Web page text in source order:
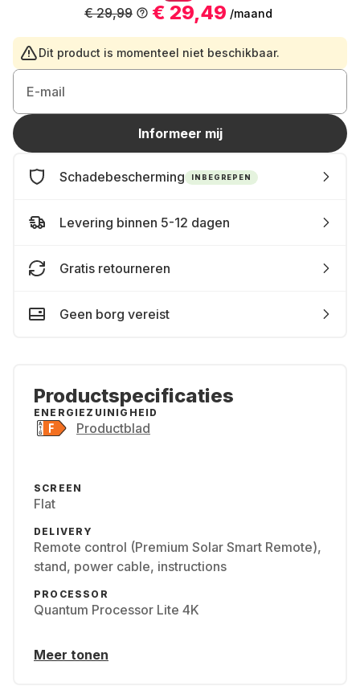
€ 29,49 /maand
€ 29,99
Dit product is momenteel niet beschikbaar.
E-mail
Informeer mij
Schadebescherming INBEGREPEN
Levering binnen 5-12 dagen
Gratis retourneren
Geen borg vereist
Productspecificaties
ENERGIEZUINIGHEID
Productblad
SCREEN
Flat
DELIVERY
Remote control (Premium Solar Smart Remote),
stand, power cable, instructions
PROCESSOR
Quantum Processor Lite 4K
Meer tonen